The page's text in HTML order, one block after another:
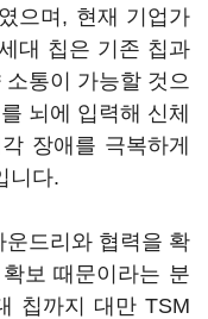
으며, 현재 기업가
대 칩은 기존 칩과
통이 가능할 것으
뇌에 입력해 신체
장애를 극복하게
니다.
드리와 협력을 확
보 때문이라는 분
칩까지 대만 TSM